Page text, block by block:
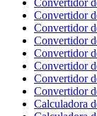
Convertidor
Convertidor
Convertidor
Convertidor
Convertidor
Convertidor
Convertidor
Calculadora